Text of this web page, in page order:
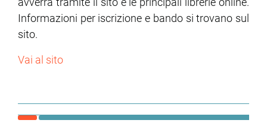
Informazioni per iscrizione e bando si trovano sul
sito.
Vai al sito